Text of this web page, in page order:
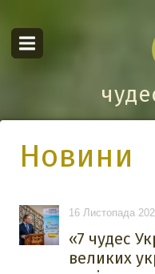
Новини
16 Листопада
«7 чудес
великих